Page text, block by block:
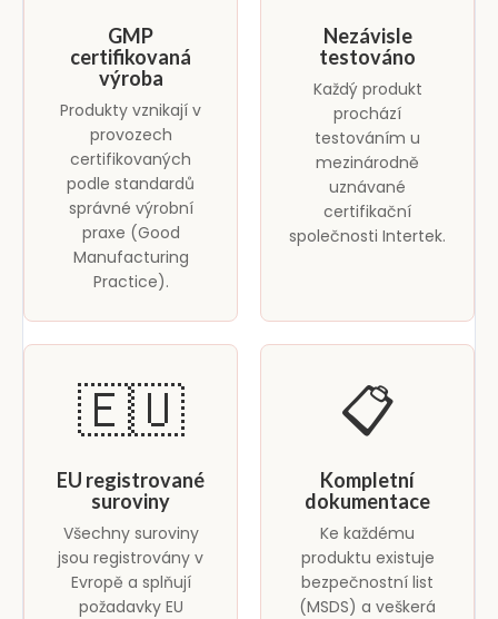
GMP
certifikovaná
výroba
Produkty vznikají v
provozech
certifikovaných
podle standardů
správné výrobní
praxe (Good
Manufacturing
Practice).
Nezávisle
testováno
Každý produkt
prochází
testováním u
mezinárodně
uznávané
certifikační
společnosti Intertek.
🇪🇺
EU registrované
suroviny
Všechny suroviny
jsou registrovány v
Evropě a splňují
požadavky EU
📋
Kompletní
dokumentace
Ke každému
produktu existuje
bezpečnostní list
(MSDS) a veškerá